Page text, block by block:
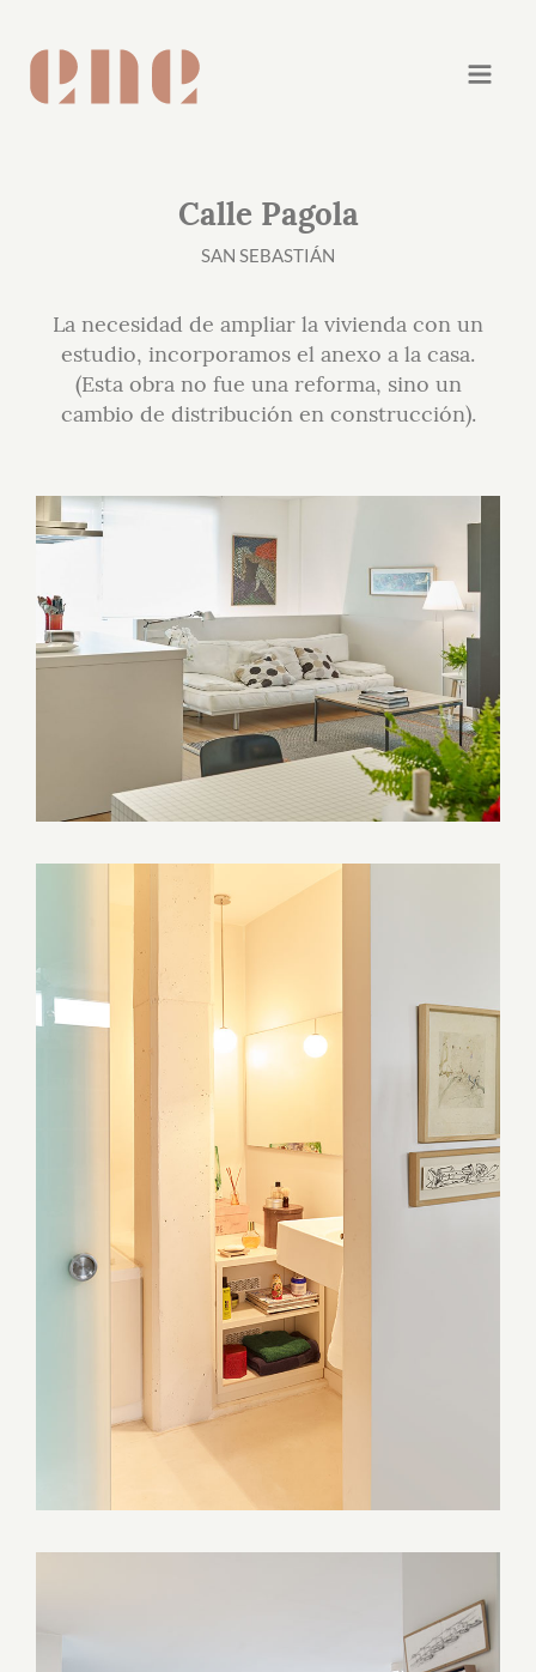
Calle Pagola
SAN SEBASTIÁN
La necesidad de ampliar la vivienda con un
estudio, incorporamos el anexo a la casa.
(Esta obra no fue una reforma, sino un
cambio de distribución en construcción).